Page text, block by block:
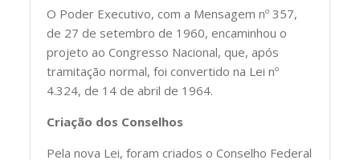
O Poder Executivo, com a Mensagem nº 357,
de 27 de setembro de 1960, encaminhou o
projeto ao Congresso Nacional, que, após
tramitação normal, foi convertido na Lei nº
4.324, de 14 de abril de 1964.
Criação dos Conselhos
Pela nova Lei, foram criados o Conselho Federal